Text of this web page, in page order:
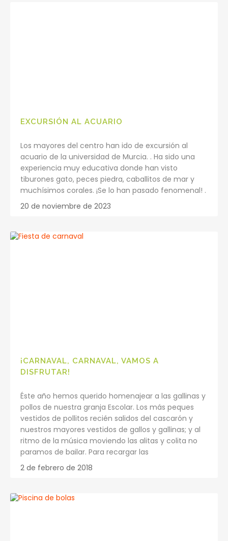
EXCURSIÓN AL ACUARIO
Los mayores del centro han ido de excursión al
acuario de la universidad de Murcia. . Ha sido una
experiencia muy educativa donde han visto
tiburones gato, peces piedra, caballitos de mar y
muchísimos corales. ¡Se lo han pasado fenomenal! .
20 de noviembre de 2023
¡CARNAVAL, CARNAVAL, VAMOS A
DISFRUTAR!
Éste año hemos querido homenajear a las gallinas y
pollos de nuestra granja Escolar. Los más peques
vestidos de pollitos recién salidos del cascarón y
nuestros mayores vestidos de gallos y gallinas; y al
ritmo de la música moviendo las alitas y colita no
paramos de bailar. Para recargar las
2 de febrero de 2018